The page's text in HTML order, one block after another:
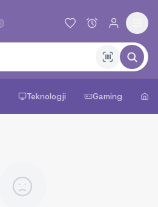
Teknologji Gaming